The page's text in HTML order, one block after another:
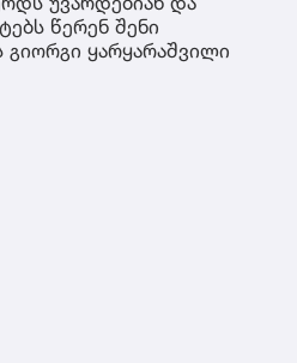
წერენ შენი
ყარყარაშვილი